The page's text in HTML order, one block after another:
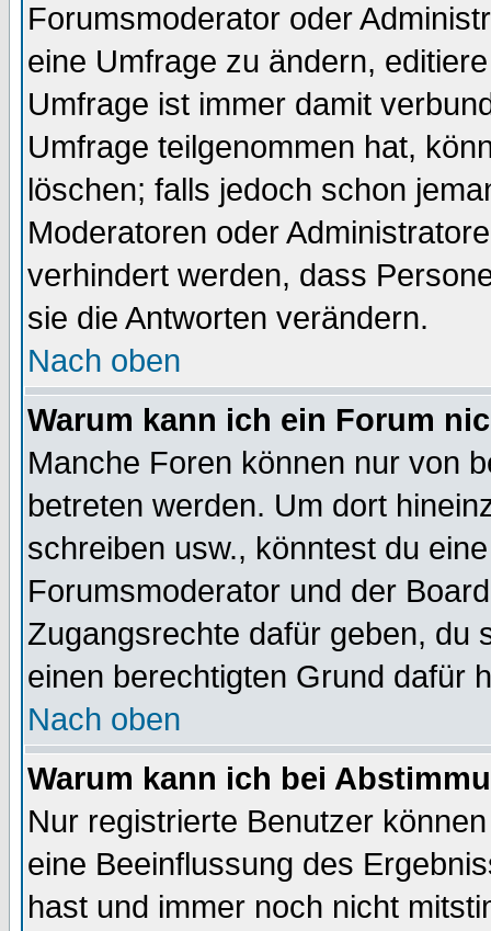
Forumsmoderator oder
eine Umfrage zu ändern,
Umfrage ist immer damit
Umfrage teilgenommen hat,
löschen; falls jedoch schon
Moderatoren oder
verhindert werden, dass
sie die Antworten verändern.
Nach oben
Warum kann ich ein Forum
Manche Foren können nur von
betreten werden. Um dort
schreiben usw., könntest du
Forumsmoderator und der
Zugangsrechte dafür geben, du
einen berechtigten Grund dafür
Nach oben
Warum kann ich bei
Nur registrierte Benutzer
eine Beeinflussung des
hast und immer noch nicht